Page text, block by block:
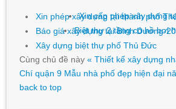
Xin phép xây dựng tại thành phố
Xin cấp phép xây dựng
Báo giá xây dựng tại Bình Dương-
Biệt thự 2 tầng có hồ bơi
Xây dựng biệt thự phố Thủ Đức
Cùng chủ đề này « Thiết kế xây dựng
Chí quận 9 Mẫu nhà phố đẹp hiện đại
back to top